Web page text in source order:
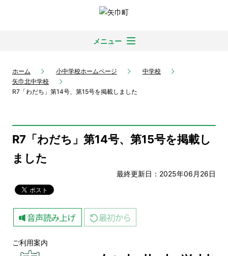
メニュー
ホーム 小中学校ホームページ
中学校
矢巾北中学校
R7「わだち」第14号、第15号を掲載しました
R7「わだち」第14号、第15号を掲載し
ました
最終更新日：2025年06月26日
ご利用案内